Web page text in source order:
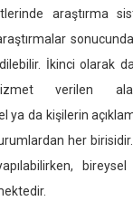
araştırma
İkinci olarak
verilen
ya da kişilerin
her